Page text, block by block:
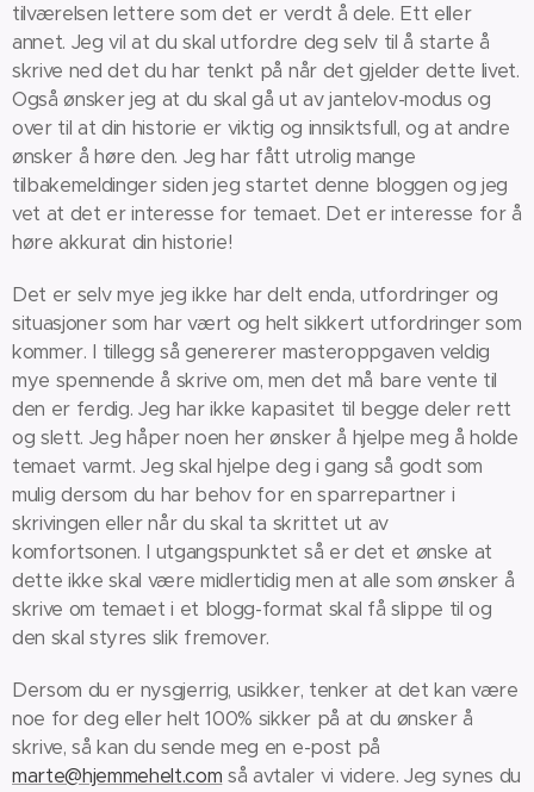
tilværelsen lettere som det er verdt å dele. Ett eller
annet. Jeg vil at du skal utfordre deg selv til å starte å
skrive ned det du har tenkt på når det gjelder dette livet.
Også ønsker jeg at du skal gå ut av jantelov-modus og
over til at din historie er viktig og innsiktsfull, og at andre
ønsker å høre den. Jeg har fått utrolig mange
tilbakemeldinger siden jeg startet denne bloggen og jeg
vet at det er interesse for temaet. Det er interesse for å
høre akkurat din historie!
Det er selv mye jeg ikke har delt enda, utfordringer og
situasjoner som har vært og helt sikkert utfordringer som
kommer. I tillegg så genererer masteroppgaven veldig
mye spennende å skrive om, men det må bare vente til
den er ferdig. Jeg har ikke kapasitet til begge deler rett
og slett. Jeg håper noen her ønsker å hjelpe meg å holde
temaet varmt. Jeg skal hjelpe deg i gang så godt som
mulig dersom du har behov for en sparrepartner i
skrivingen eller når du skal ta skrittet ut av
komfortsonen. I utgangspunktet så er det et ønske at
dette ikke skal være midlertidig men at alle som ønsker å
skrive om temaet i et blogg-format skal få slippe til og
den skal styres slik fremover.
Dersom du er nysgjerrig, usikker, tenker at det kan være
noe for deg eller helt 100% sikker på at du ønsker å
skrive, så kan du sende meg en e-post på
marte@hjemmehelt.com så avtaler vi videre. Jeg synes du